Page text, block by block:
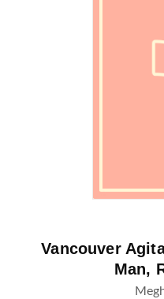
Vancouver
Man,